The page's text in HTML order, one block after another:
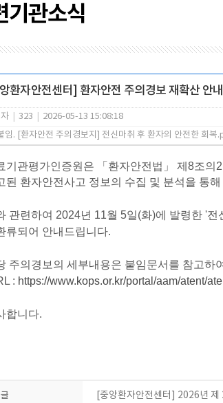
기관소식
환자안전센터] 환자안전 주의경보 재확산 안내
323
2026-05-13 15:08:18
임. [환자안전 주의경보지] 전신마취 후 환자의 안전한 회복
기관평가인증원은 「환자안전법」 제8조
된 환자안전사고 정보의 수집 및 분석을 통
관련하여 2024년 11월 5일(화)에 발령한 '
류되어 안내드립니다.
주의경보의 세부내용은 붙임문서를 참고하
: https://www.kops.or.kr/portal/aam/atent/
합니다.
[중앙환자안전센터] 2026년 제